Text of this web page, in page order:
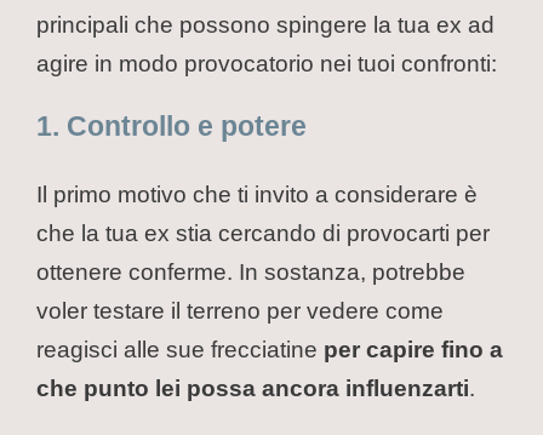
principali che possono spingere la tua ex ad
agire in modo provocatorio nei tuoi confronti:
1. Controllo e potere
Il primo motivo che ti invito a considerare è
che la tua ex stia cercando di provocarti per
ottenere conferme. In sostanza, potrebbe
voler testare il terreno per vedere come
reagisci alle sue frecciatine per capire fino a
che punto lei possa ancora influenzarti.